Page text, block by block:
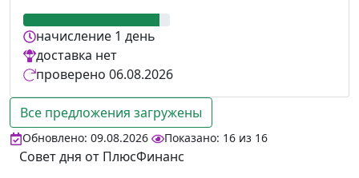
начисление 1 день
доставка нет
проверено 06.08.2026
Все предложения загружены
Обновлено: 09.08.2026 Показано: 16 из 16
Совет дня от ПлюсФинанс